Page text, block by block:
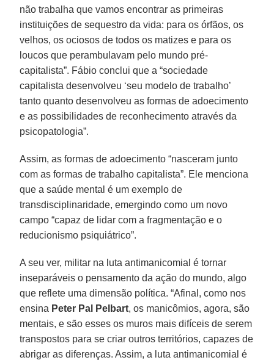
não trabalha que vamos encontrar as primeiras
instituições de sequestro da vida: para os órfãos, os
velhos, os ociosos de todos os matizes e para os
loucos que perambulavam pelo mundo pré-
capitalista”. Fábio conclui que a “sociedade
capitalista desenvolveu ‘seu modelo de trabalho’
tanto quanto desenvolveu as formas de adoecimento
e as possibilidades de reconhecimento através da
psicopatologia”.
Assim, as formas de adoecimento “nasceram junto
com as formas de trabalho capitalista”. Ele menciona
que a saúde mental é um exemplo de
transdisciplinaridade, emergindo como um novo
campo “capaz de lidar com a fragmentação e o
reducionismo psiquiátrico”.
A seu ver, militar na luta antimanicomial é tornar
inseparáveis o pensamento da ação do mundo, algo
que reflete uma dimensão política. “Afinal, como nos
ensina Peter Pal Pelbart, os manicômios, agora, são
mentais, e são esses os muros mais difíceis de serem
transpostos para se criar outros territórios, capazes de
abrigar as diferenças. Assim, a luta antimanicomial é